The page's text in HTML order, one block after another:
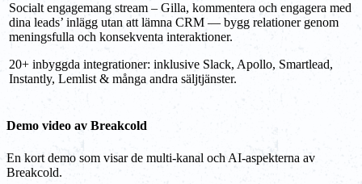
Socialt engagemang stream – Gilla, kommentera och engagera med
dina leads’ inlägg utan att lämna CRM — bygg relationer genom
meningsfulla och konsekventa interaktioner.
20+ inbyggda integrationer: inklusive Slack, Apollo, Smartlead,
Instantly, Lemlist & många andra säljtjänster.
Demo video av Breakcold
En kort demo som visar de multi-kanal och AI-aspekterna av
Breakcold.